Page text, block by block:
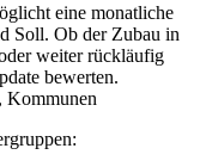
eine monatliche
Soll. Ob der Zubau in
weiter rückläufig
bewerten.
Kommunen